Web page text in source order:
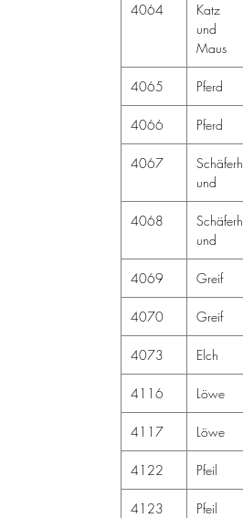
4064
Katz
und
Maus
4065 Pferd
4066 Pferd
4067
Schäferh
und
4068
Schäferh
und
4069 Greif
4070 Greif
4073 Elch
4116 Löwe
4117 Löwe
4122 Pfeil
4123 Pfeil